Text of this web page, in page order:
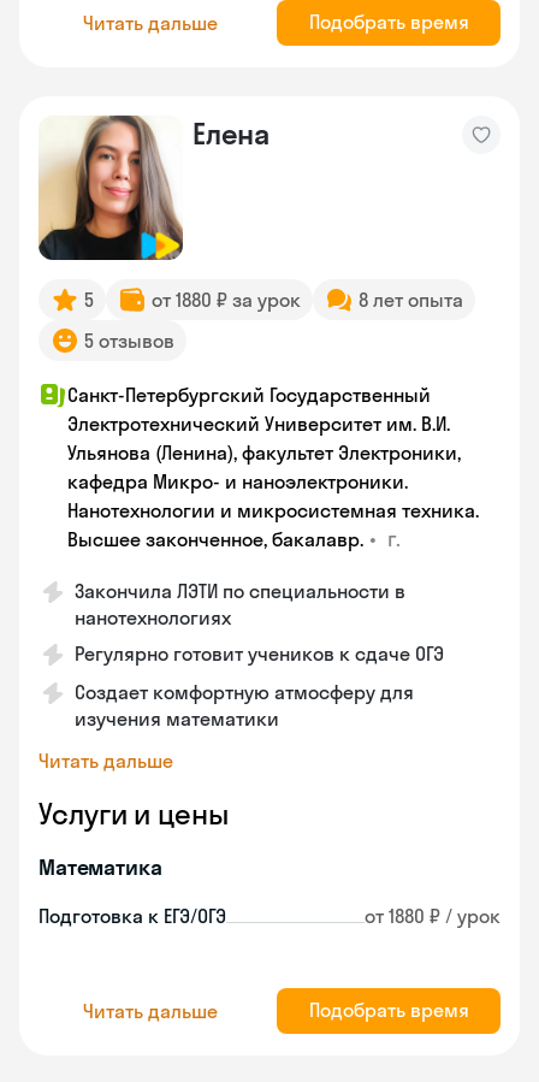
Читать дальше Подобрать время
Елена
5 от 1880 ₽ за урок
8 лет опыта
5 отзывов
Санкт-Петербургский Государственный
Электротехнический Университет им. В.И.
Ульянова (Ленина), факультет Электроники,
кафедра Микро- и наноэлектроники.
Нанотехнологии и микросистемная техника.
Высшее законченное, бакалавр. • г.
Закончила ЛЭТИ по специальности в
нанотехнологиях
Регулярно готовит учеников к сдаче ОГЭ
Создает комфортную атмосферу для
изучения математики
Читать дальше
Услуги и цены
Математика
Подготовка к ЕГЭ/ОГЭ от 1880 ₽ / урок
Читать дальше Подобрать время